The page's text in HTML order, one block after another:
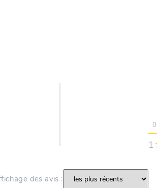
1
0
des avis :